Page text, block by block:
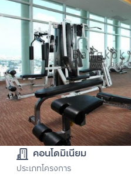
คอนโดมิเนียม
ประเภทโครงการ